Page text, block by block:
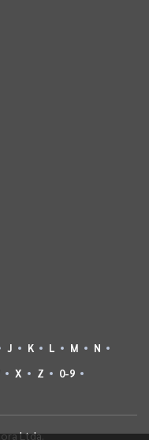
J K L M
N
X Z 0-9
Ltda.